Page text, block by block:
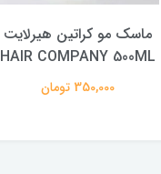
ماسک مو کراتین هیرلایت
HAIR COMPANY 500ML
350,000 تومان